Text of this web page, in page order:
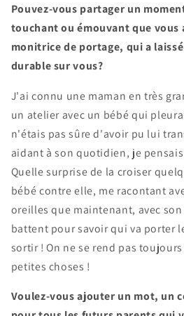
Pouvez-vous partager un
touchant ou émouvant que vous
monitrice de portage, qui a
durable sur vous?
J'ai connu une maman en très
un atelier avec un bébé qui
n'étais pas sûre d'avoir pu lui
aidant à son quotidien, je
Quelle surprise de la croiser
bébé contre elle, me racontant
oreilles que maintenant, avec
battent pour savoir qui va porter
sortir ! On ne se rend pas
petites choses !
Voulez-vous ajouter un mot, un